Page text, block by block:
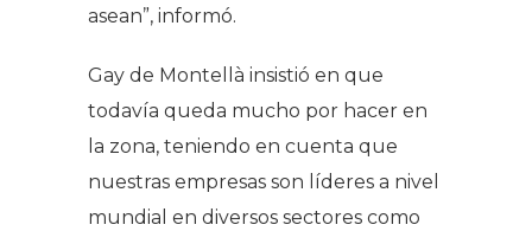
asean”, informó.
Gay de Montellà insistió en que
todavía queda mucho por hacer en
la zona, teniendo en cuenta que
nuestras empresas son líderes a nivel
mundial en diversos sectores como